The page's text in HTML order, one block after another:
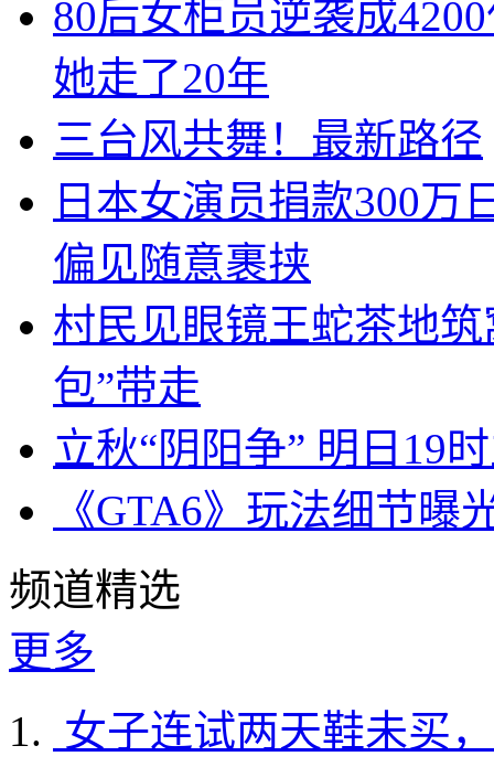
80后女柜员逆袭成
她走了20年
三台风共舞！最新路径
日本女演员捐款300万
偏见随意裹挟
村民见眼镜王蛇茶地
包”带走
立秋“阴阳争” 明日19
《GTA6》玩法细节
频道精选
更多
女子连试两天鞋未买